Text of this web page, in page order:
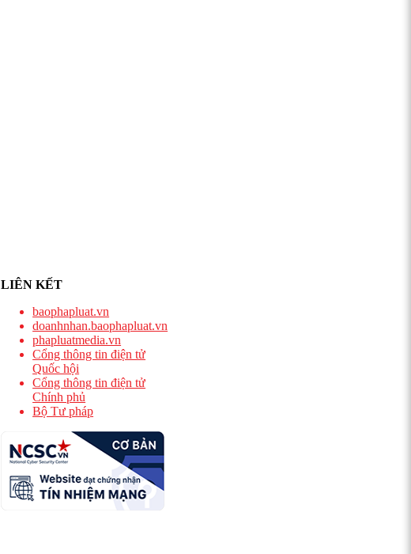
LIÊN KẾT
baophapluat.vn
doanhnhan.baophapluat.vn
phapluatmedia.vn
Cổng thông tin điện tử
Quốc hội
Cổng thông tin điện tử
Chính phủ
Bộ Tư pháp